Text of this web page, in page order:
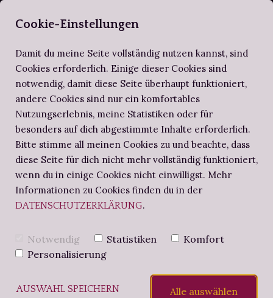
ZIRKEL DER SELBERBUCHBINDER
BUCHBINDEN-WORKSHOPS
BUCHBINDERS BRIEFE
SCHRITT FÜR SCHRITT
BUCHBINDE-PROJEKTE
ALTES WISSEN
NOTIZBUCH
ANLEITUNG: ECO
ANWENDEN
Cookie-Einstellungen
Damit du meine Seite vollständig nutzen kannst, sind
Cookies erforderlich. Einige dieser Cookies sind
notwendig, damit diese Seite überhaupt funktioniert,
andere Cookies sind nur ein komfortables
Nutzungserlebnis, meine Statistiken oder für
besonders auf dich abgestimmte Inhalte erforderlich.
Bitte stimme all meinen Cookies zu und beachte, dass
diese Seite für dich nicht mehr vollständig funktioniert,
wenn du in einige Cookies nicht einwilligst. Mehr
Informationen zu Cookies finden du in der
DATENSCHUTZERKLÄRUNG.
Notwendig Statistiken
Komfort
Personalisierung
AUSWAHL SPEICHERN Alle auswählen